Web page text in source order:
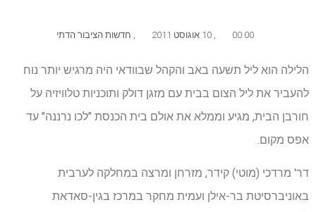
00:00
,
, חדשות הציבור הדתי
הלילה הוא ליל תשעה באב והקהל שבוודאי היה מרגיש יותר נוח
להעביר את ליל הצום בבית עם מזגן דולק ותוכניות טלוויזיה על
חורבן הבית, מגיע וממלא את אולם בית הכנסת "לכו נרננה" עד
אפס מקום.
דר' מרדכי (מוטי) קידר, מזרחן ומרצה במחלקה לערבית
באוניברסיטת בר-אילן ועמית מחקר במרכז בגין-סאדאת